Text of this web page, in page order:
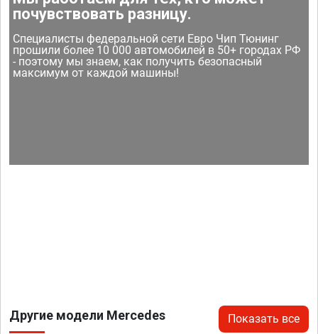
почувствовать разницу.
Специалисты федеральной сети Евро Чип Тюнинг
прошили более 10 000 автомобилей в 50+ городах РФ
- поэтому мы знаем, как получить безопасный
максимум от каждой машины!
Другие модели Mercedes Показать все